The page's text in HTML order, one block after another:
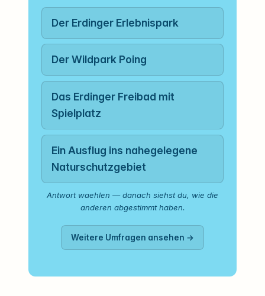
Der Erdinger Erlebnispark
Der Wildpark Poing
Das Erdinger Freibad mit
Spielplatz
Ein Ausflug ins nahegelegene
Naturschutzgebiet
Antwort waehlen — danach siehst du, wie die
anderen abgestimmt haben.
Weitere Umfragen ansehen →